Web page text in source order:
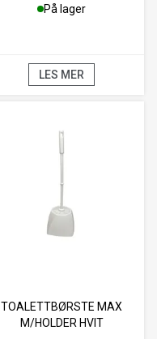
På lager
LES MER
TOALETTBØRSTE MAX
M/HOLDER HVIT